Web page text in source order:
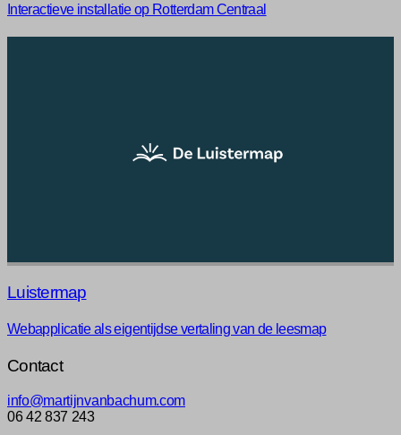
Interactieve installatie op Rotterdam Centraal
Luistermap
Webapplicatie als eigentijdse vertaling van de leesmap
Contact
info@martijnvanbachum.com
06 42 837 243